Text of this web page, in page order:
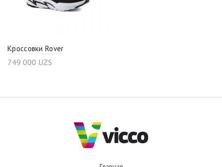
Кроссовки Rover
749 000 UZS